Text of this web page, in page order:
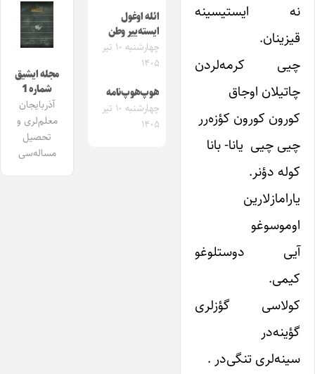
نه ایستیسینه
قیزینان.
چیی کرمه‌لردن
چاتیلان اوجاق
کورون کورون کؤزه‌رر
چیی چیی یانا- بانا
کوله دؤنر.
یارامازلارین
اوموسوغو
آیی دوستلوغو
کیمی.
کولاسی گؤزلری
گؤینه‌در
سینه‌لری تنگی‌در .
ائله اوغول
ایسته‌ییر وطن
چهارشنبه ۱۰ تیر
۱۴۰۵
هوپ‌هوپ‌نامه
چهارشنبه ۱۰ تیر
۱۴۰۵
مجله ایشیق
شماره 1
آذربایجان
معلم‌لری و
تحصیل
مساله‌سی